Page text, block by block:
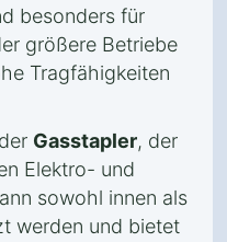
besonders für
größere Betriebe
Tragfähigkeiten
Gasstapler, der
Elektro- und
sowohl innen als
werden und bietet